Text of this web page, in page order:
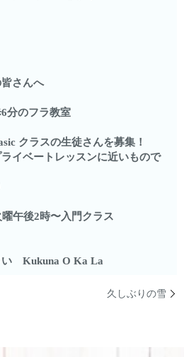
さんへ
分のフラ教室
クラスの生徒さんを募集！
イベートレッスンに近いもので
午後2時〜入門クラス
い Kukuna O Ka La
久しぶりの雪